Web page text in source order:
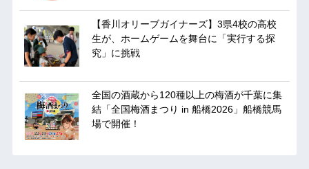
【香川オリーブガイナーズ】3県4校の高校
生が、ホームゲームを舞台に「実行する探
究」に挑戦
全国の酒蔵から120種以上の梅酒が千葉に集
結「全国梅酒まつり in 船橋2026」船橋競馬
場で開催！